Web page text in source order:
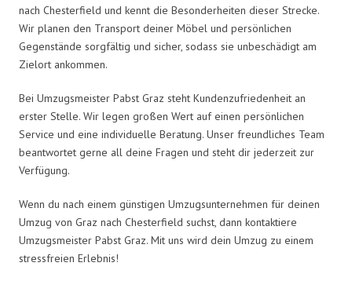
nach Chesterfield und kennt die Besonderheiten dieser Strecke.
Wir planen den Transport deiner Möbel und persönlichen
Gegenstände sorgfältig und sicher, sodass sie unbeschädigt am
Zielort ankommen.
Bei Umzugsmeister Pabst Graz steht Kundenzufriedenheit an
erster Stelle. Wir legen großen Wert auf einen persönlichen
Service und eine individuelle Beratung. Unser freundliches Team
beantwortet gerne all deine Fragen und steht dir jederzeit zur
Verfügung.
Wenn du nach einem günstigen Umzugsunternehmen für deinen
Umzug von Graz nach Chesterfield suchst, dann kontaktiere
Umzugsmeister Pabst Graz. Mit uns wird dein Umzug zu einem
stressfreien Erlebnis!